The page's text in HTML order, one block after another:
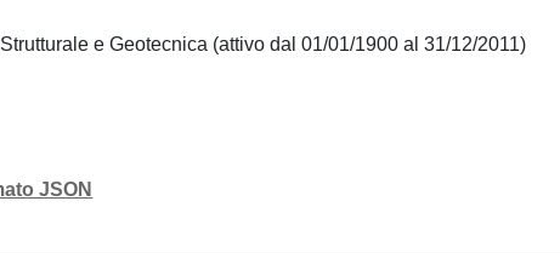
e Geotecnica (attivo dal 01/01/1900 al 31/12/2011)
JSON